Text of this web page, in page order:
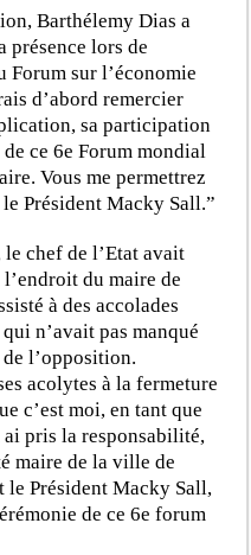
Barthélemy Dias a
présence lors de
Forum sur l’économie
d’abord remercier
sa participation
ce 6e Forum mondial
Vous me permettrez
Président Macky Sall.”
chef de l’Etat avait
l’endroit du maire de
à des accolades
n’avait pas manqué
l’opposition.
acolytes à la fermeture
c’est moi, en tant que
pris la responsabilité,
maire de la ville de
Président Macky Sall,
de ce 6e forum